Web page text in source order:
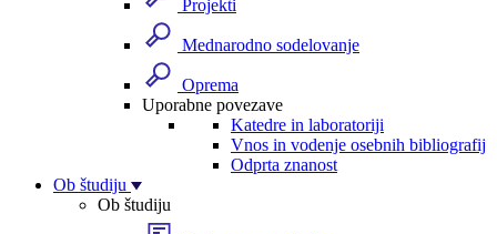
Projekti
Mednarodno sodelovanje
Oprema
Uporabne povezave
Katedre in laboratoriji
Vnos in vodenje osebnih bibliografij
Odprta znanost
Ob študiju
Ob študiju